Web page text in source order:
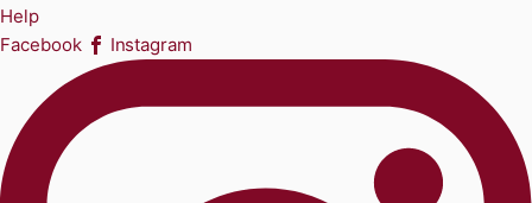
Help
Facebook
Instagram